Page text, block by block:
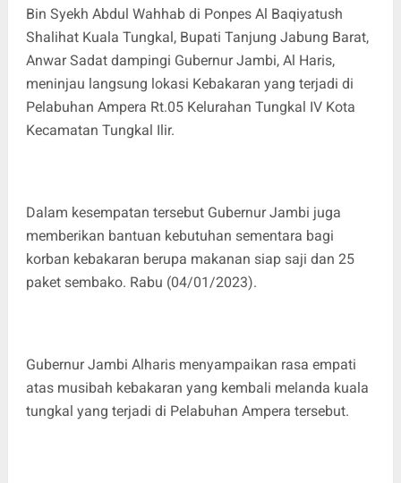
Bin Syekh Abdul Wahhab di Ponpes Al Baqiyatush
Shalihat Kuala Tungkal, Bupati Tanjung Jabung Barat,
Anwar Sadat dampingi Gubernur Jambi, Al Haris,
meninjau langsung lokasi Kebakaran yang terjadi di
Pelabuhan Ampera Rt.05 Kelurahan Tungkal IV Kota
Kecamatan Tungkal Ilir.
Dalam kesempatan tersebut Gubernur Jambi juga
memberikan bantuan kebutuhan sementara bagi
korban kebakaran berupa makanan siap saji dan 25
paket sembako. Rabu (04/01/2023).
Gubernur Jambi Alharis menyampaikan rasa empati
atas musibah kebakaran yang kembali melanda kuala
tungkal yang terjadi di Pelabuhan Ampera tersebut.